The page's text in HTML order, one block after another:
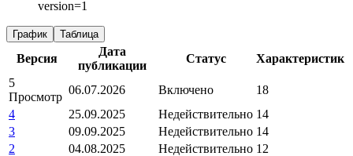
version=1
График Таблица
Версия
Дата
публикации
Статус
Характеристик
5
Просмотр
06.07.2026 Включено
18
4
25.09.2025 Недействительно 14
3
09.09.2025 Недействительно 14
2
04.08.2025 Недействительно 12